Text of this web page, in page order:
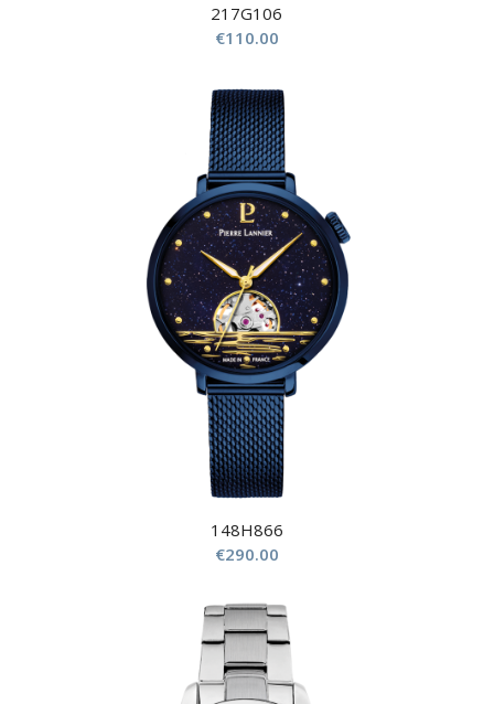
217G106
€110.00
148H866
€290.00